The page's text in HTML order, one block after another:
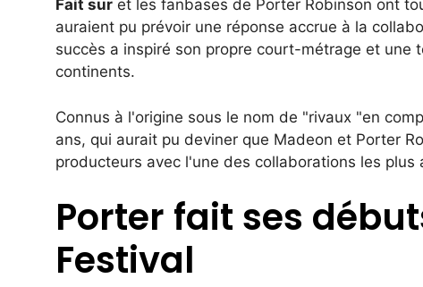
Fait sur et les fanbases de Porter Robinson ont
auraient pu prévoir une réponse accrue à la
succès a inspiré son propre court-métrage et une
continents.
Connus à l'origine sous le nom de "rivaux "en
ans, qui aurait pu deviner que Madeon et Porter
producteurs avec l'une des collaborations les plus
Porter fait ses
Festival